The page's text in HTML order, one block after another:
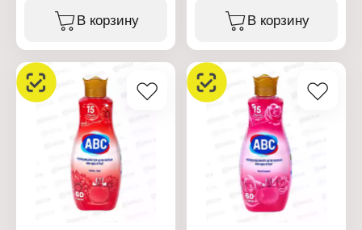
метилхлороизотиазолинон,
метилизотиазолинон 5%.
Бренд: ABC
Тип товара: Кондиционер
для белья
Вариация: концентрат
Название: "Лотос"
Объем: 1440 мл
В корзину
Бренд: ABC
Тип товара: Кондиционер
Объем: 1 л
В корзину